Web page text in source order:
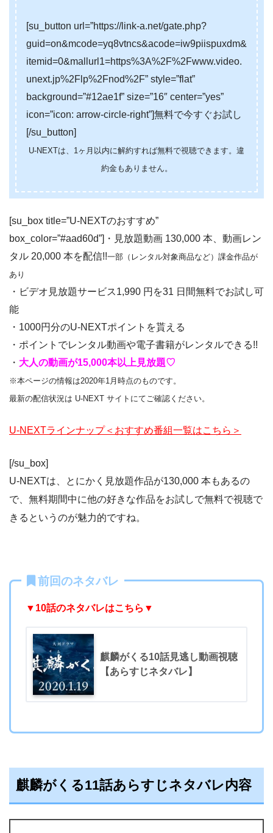
[su_button url=”https://link-a.net/gate.php?
guid=on&mcode=yq8vtncs&acode=iw9piispuxdm&
itemid=0&mallurl1=https%3A%2F%2Fwww.video.
unext.jp%2Flp%2Fnod%2F” style=”flat”
background=”#12ae1f” size=”16″ center=”yes”
icon=”icon: arrow-circle-right”]無料で今すぐお試し
[/su_button]
U-NEXTは、1ヶ月以内に解約すれば無料で視聴できます。違
約金もありません。
[su_box title=”U-NEXTのおすすめ”
box_color=”#aad60d”]・見放題動画 130,000 本、動画レン
タル 20,000 本を配信!!一部（レンタル対象商品など）課金作品が
あり
・ビデオ見放題サービス1,990 円を31 日間無料でお試し可
能
・1000円分のU-NEXTポイントを貰える
・ポイントでレンタル動画や電子書籍がレンタルできる!!
・ 大人の動画が15,000本以上見放題♡
※本ページの情報は2020年1月時点のものです。
最新の配信状況は U-NEXT サイトにてご確認ください。
U-NEXTラインナップ＜おすすめ番組一覧はこちら＞
[/su_box]
U-NEXTは、とにかく見放題作品が130,000 本もあるの
で、無料期間中に他の好きな作品をお試しで無料で視聴で
きるというのが魅力的ですね。
前回のネタバレ
▼10話のネタバレはこちら▼
麒麟がくる10話見逃し動画視聴
【あらすじネタバレ】
麒麟がくる11話あらすじネタバレ内容